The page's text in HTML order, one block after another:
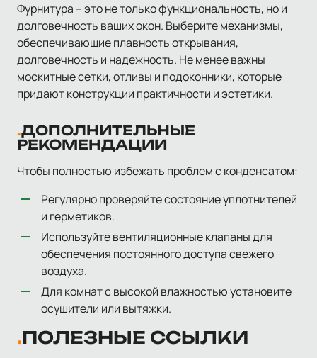
Фурнитура – ​​это не только функциональность, но и
долговечность ваших окон. Выберите механизмы,
обеспечивающие плавность открывания,
долговечность и надежность. Не менее важны
москитные сетки, отливы и подоконники, которые
придают конструкции практичности и эстетики.
ДОПОЛНИТЕЛЬНЫЕ
РЕКОМЕНДАЦИИ
Чтобы полностью избежать проблем с конденсатом:
Регулярно проверяйте состояние уплотнителей
и герметиков.
Используйте вентиляционные клапаны для
обеспечения постоянного доступа свежего
воздуха.
Для комнат с высокой влажностью установите
осушители или вытяжки.
ПОЛЕЗНЫЕ ССЫЛКИ